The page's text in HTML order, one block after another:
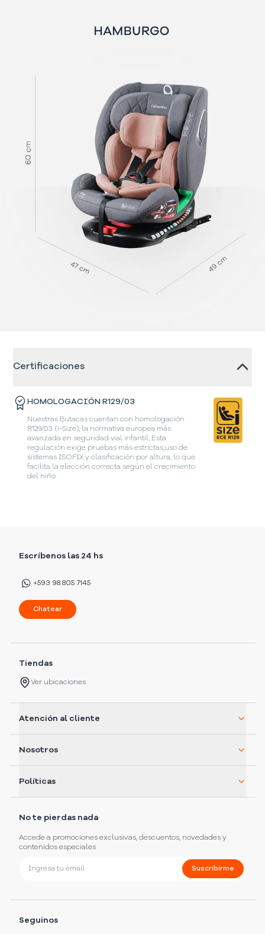
Certificaciones
HOMOLOGACIÓN R129/03
Nuestras Butacas cuentan con homologación
R129/03 (i-Size), la normativa europea más
avanzada en seguridad vial infantil. Esta
regulación exige pruebas más estrictas,uso de
sistemas ISOFIX y clasificación por altura, lo que
facilita la elección correcta según el crecimiento
del niño.
Escríbenos las 24 hs
+593 98 805 7145
Chatear
Tiendas
Ver ubicaciones
Atención al cliente
Nosotros
Políticas
No te pierdas nada
Accede a promociones exclusivas, descuentos, novedades y
contenidos especiales
Suscribirme
Seguinos